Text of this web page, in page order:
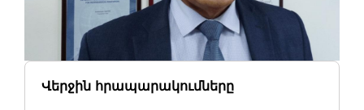
Վերջին հրապարակումները